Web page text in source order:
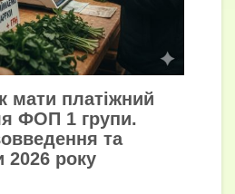
мати платіжний
ФОП 1 групи.
та
2026 року